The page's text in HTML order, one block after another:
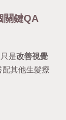
關鍵QA
是改善視覺
配其他生髮療